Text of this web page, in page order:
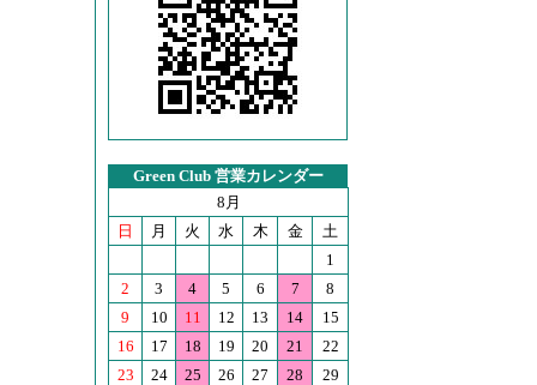
Green Club 営業カレンダー
8月
日
月 火 水 木 金
土
1
2
3 4 5 6 7
8
9
10 11 12 13 14
15
16
17 18 19 20 21
22
23
24 25 26 27 28
29